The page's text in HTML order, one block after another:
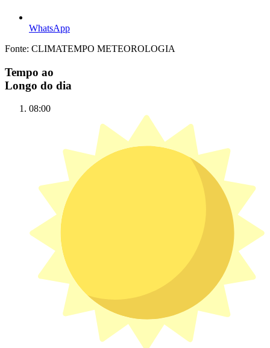
WhatsApp
Fonte: CLIMATEMPO METEOROLOGIA
Tempo ao
Longo do dia
08:00